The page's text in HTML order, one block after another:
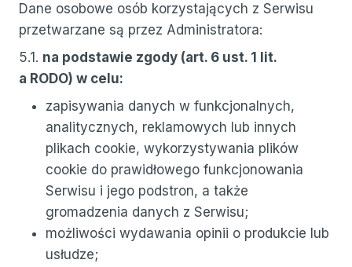
Dane osobowe osób korzystających z Serwisu
przetwarzane są przez Administratora:
5.1. na podstawie zgody (art. 6 ust. 1 lit.
a RODO) w celu:
zapisywania danych w funkcjonalnych,
analitycznych, reklamowych lub innych
plikach cookie, wykorzystywania plików
cookie do prawidłowego funkcjonowania
Serwisu i jego podstron, a także
gromadzenia danych z Serwisu;
możliwości wydawania opinii o produkcie lub
usłudze;